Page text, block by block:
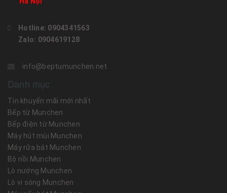
Hotline: 0904341563
Zalo: 0904619128
info@beptumunchen.net
Danh mục
Tin khuyến mãi mới nhất
Bếp từ Munchen
Bếp điện từ Munchen
Máy hút mùi Munchen
Máy rửa bát Munchen
Bộ nồi Munchen
Lò nướng Munchen
Lò vi sóng Munchen